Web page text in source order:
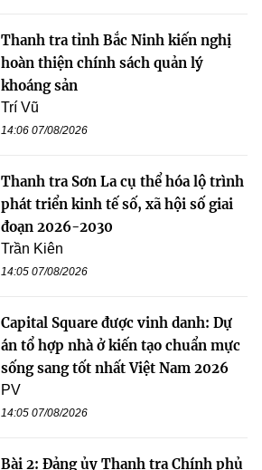
Thanh tra tỉnh Bắc Ninh kiến nghị
hoàn thiện chính sách quản lý
khoáng sản
Trí Vũ
14:06 07/08/2026
Thanh tra Sơn La cụ thể hóa lộ trình
phát triển kinh tế số, xã hội số giai
đoạn 2026-2030
Trần Kiên
14:05 07/08/2026
Capital Square được vinh danh: Dự
án tổ hợp nhà ở kiến tạo chuẩn mực
sống sang tốt nhất Việt Nam 2026
PV
14:05 07/08/2026
Bài 2: Đảng ủy Thanh tra Chính phủ